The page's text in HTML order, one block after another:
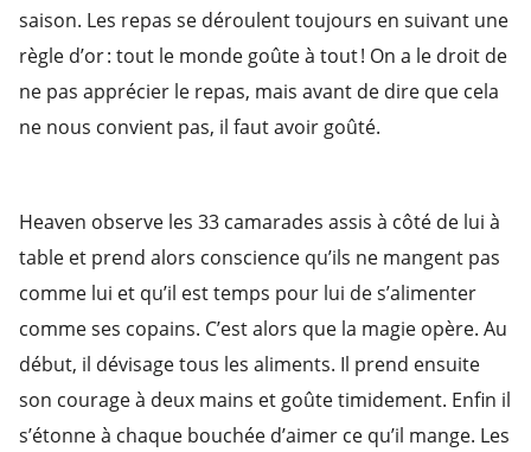
saison. Les repas se déroulent toujours en suivant une
règle d’or : tout le monde goûte à tout ! On a le droit de
ne pas apprécier le repas, mais avant de dire que cela
ne nous convient pas, il faut avoir goûté.
Heaven observe les 33 camarades assis à côté de lui à
table et prend alors conscience qu’ils ne mangent pas
comme lui et qu’il est temps pour lui de s’alimenter
comme ses copains. C’est alors que la magie opère. Au
début, il dévisage tous les aliments. Il prend ensuite
son courage à deux mains et goûte timidement. Enfin il
s’étonne à chaque bouchée d’aimer ce qu’il mange. Les